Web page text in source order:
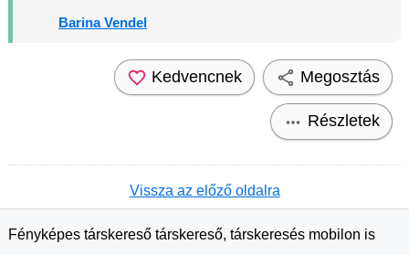
Barina Vendel
Kedvencnek Megosztás
Részletek
Vissza az előző oldalra
Fényképes társkereső társkereső, társkeresés mobilon is